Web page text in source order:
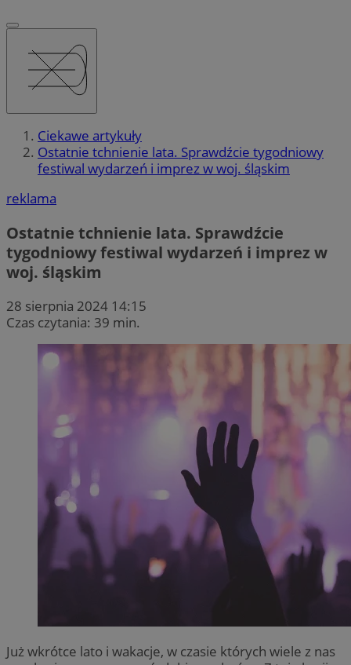
Ciekawe artykuły
Ostatnie tchnienie lata. Sprawdźcie tygodniowy
festiwal wydarzeń i imprez w woj. śląskim
reklama
Ostatnie tchnienie lata. Sprawdźcie
tygodniowy festiwal wydarzeń i imprez w
woj. śląskim
28 sierpnia 2024 14:15
Czas czytania: 39 min.
Już wkrótce lato i wakacje, w czasie których wiele z nas